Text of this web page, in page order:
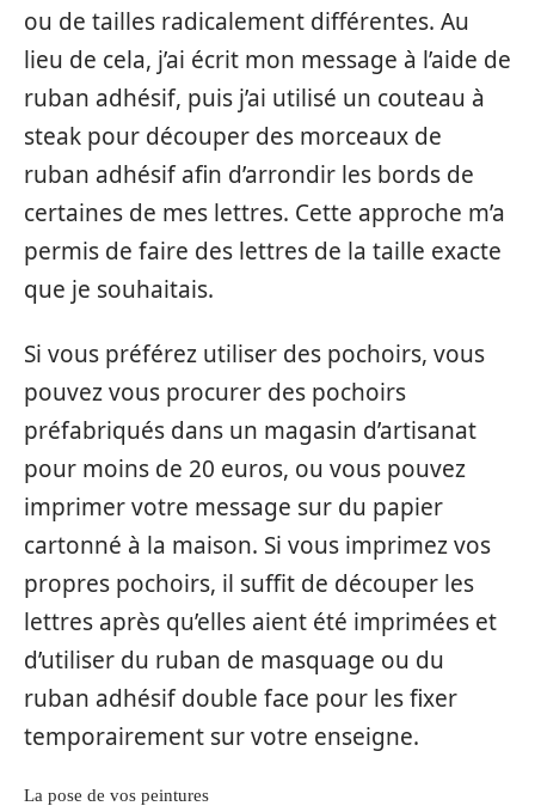
ou de tailles radicalement différentes. Au
lieu de cela, j’ai écrit mon message à l’aide de
ruban adhésif, puis j’ai utilisé un couteau à
steak pour découper des morceaux de
ruban adhésif afin d’arrondir les bords de
certaines de mes lettres. Cette approche m’a
permis de faire des lettres de la taille exacte
que je souhaitais.
Si vous préférez utiliser des pochoirs, vous
pouvez vous procurer des pochoirs
préfabriqués dans un magasin d’artisanat
pour moins de 20 euros, ou vous pouvez
imprimer votre message sur du papier
cartonné à la maison. Si vous imprimez vos
propres pochoirs, il suffit de découper les
lettres après qu’elles aient été imprimées et
d’utiliser du ruban de masquage ou du
ruban adhésif double face pour les fixer
temporairement sur votre enseigne.
La pose de vos peintures